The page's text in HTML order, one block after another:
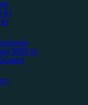
Kr
3000 Kr